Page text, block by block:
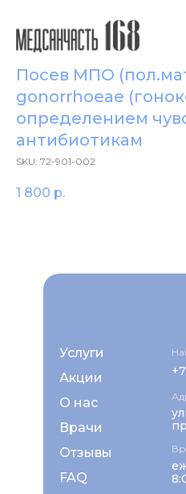
Посев МПО
gonorrhoeae
определением
антибиотикам
SKU: 72-901-002
1 800 р.
Услуги
Акции
Врачи
О нас
Отзывы
FAQ